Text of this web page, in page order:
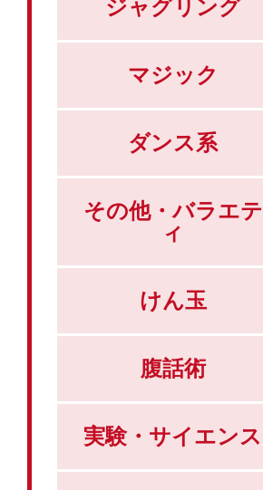
ジャグリング
マジック
ダンス系
その他・バラエテ
ィ
けん玉
腹話術
実験・サイエンス